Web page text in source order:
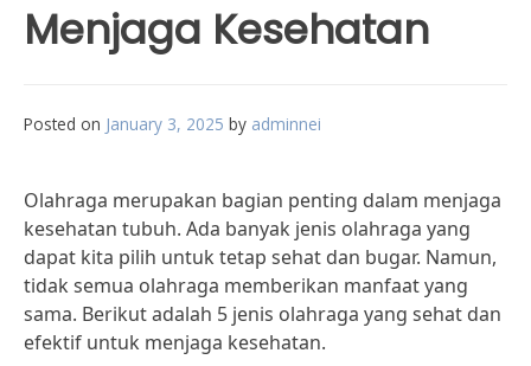
Menjaga Kesehatan
Posted on January 3, 2025 by adminnei
Olahraga merupakan bagian penting dalam menjaga
kesehatan tubuh. Ada banyak jenis olahraga yang
dapat kita pilih untuk tetap sehat dan bugar. Namun,
tidak semua olahraga memberikan manfaat yang
sama. Berikut adalah 5 jenis olahraga yang sehat dan
efektif untuk menjaga kesehatan.